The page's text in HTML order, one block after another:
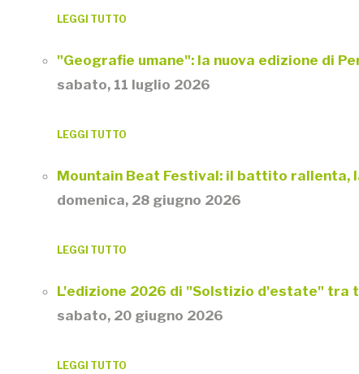
LEGGI TUTTO
"Geografie umane": la nuova edizione di
sabato, 11 luglio 2026
LEGGI TUTTO
Mountain Beat Festival: il battito rallenta,
domenica, 28 giugno 2026
LEGGI TUTTO
L'edizione 2026 di "Solstizio d'estate" tra
sabato, 20 giugno 2026
LEGGI TUTTO